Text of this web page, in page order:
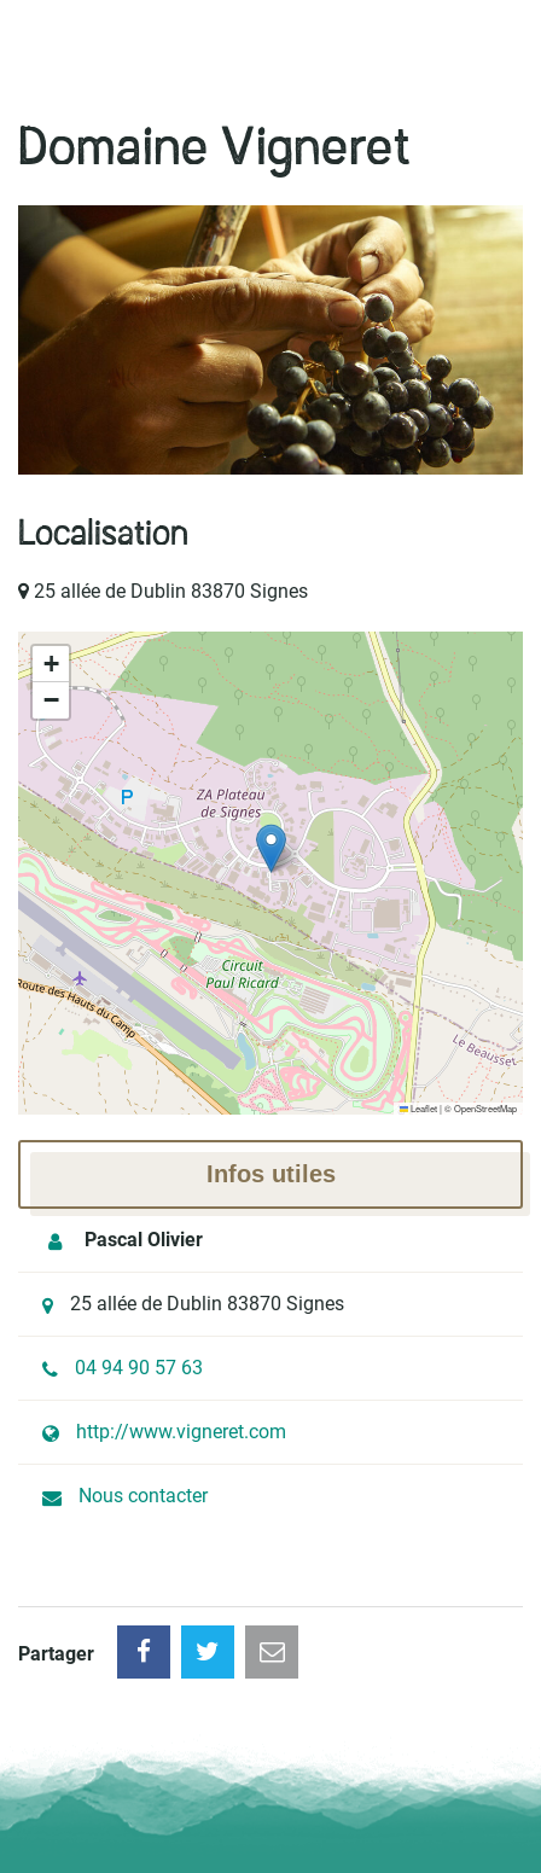
Domaine Vigneret
Localisation
25 allée de Dublin 83870 Signes
+
−
Leaflet|©OpenStreetMap
Infos utiles
Pascal Olivier
25 allée de Dublin 83870 Signes
04 94 90 57 63
http://www.vigneret.com
Nous contacter
Partager